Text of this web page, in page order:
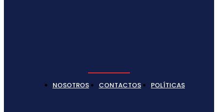
NOSOTROS CONTACTOS POLÍTICAS